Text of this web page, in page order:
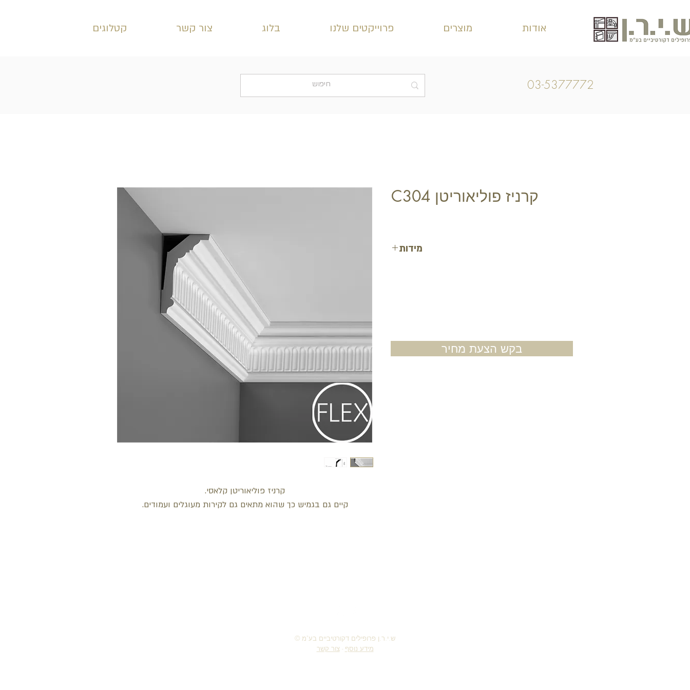
אודות מוצרים פרוייקטים שלנו בלוג צור קשר קטלוגים
03-5377772
קרניז פוליאוריטן קלאסי.
קיים גם בגמיש כך שהוא מתאים גם לקירות מעוגלים ועמודים.
קרניז פוליאוריטן C304
מידות
בקש הצעת מחיר
© ש.י.ר.ן פרופילים דקורטיביים בע"מ
מידע נוסף -צור קשר